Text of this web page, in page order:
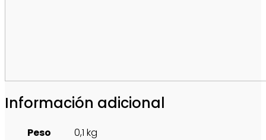
Información adicional
Peso
0,1 kg